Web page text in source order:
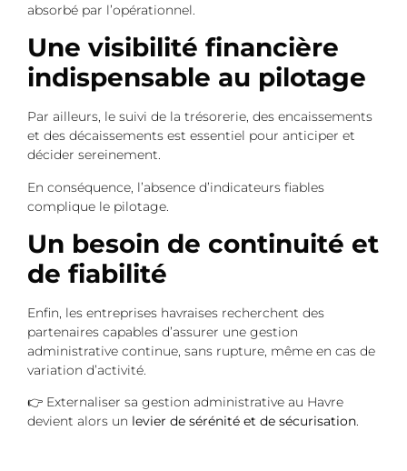
absorbé par l’opérationnel.
Une visibilité financière
indispensable au pilotage
Par ailleurs, le suivi de la trésorerie, des encaissements
et des décaissements est essentiel pour anticiper et
décider sereinement.
En conséquence, l’absence d’indicateurs fiables
complique le pilotage.
Un besoin de continuité et
de fiabilité
Enfin, les entreprises havraises recherchent des
partenaires capables d’assurer une gestion
administrative continue, sans rupture, même en cas de
variation d’activité.
👉 Externaliser sa gestion administrative au Havre
devient alors un levier de sérénité et de sécurisation.